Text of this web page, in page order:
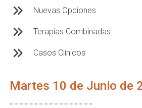
Nuevas Opciones
Terapias Combinadas
Casos Clínicos
Martes 10 de Junio de